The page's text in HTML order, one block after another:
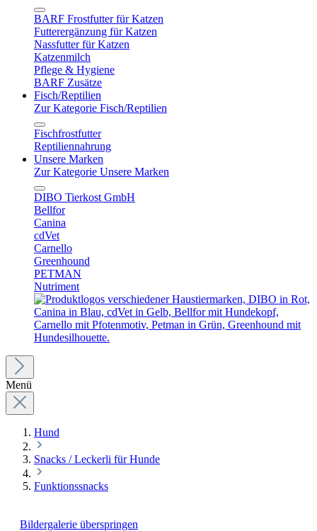
BARF Frostfutter für Katzen
Futterergänzung für Katzen
Nassfutter für Katzen
Katzenmilch
Pflege & Hygiene
BARF Zusätze
Fisch/Reptilien
Zur Kategorie Fisch/Reptilien
Fischfrostfutter
Reptiliennahrung
Unsere Marken
Zur Kategorie Unsere Marken
DIBO Tierkost GmbH
Bellfor
Canina
cdVet
Carnello
Greenhound
PETMAN
Nutriment
Menü
Hund
Snacks / Leckerli für Hunde
Funktionssnacks
Bildergalerie überspringen